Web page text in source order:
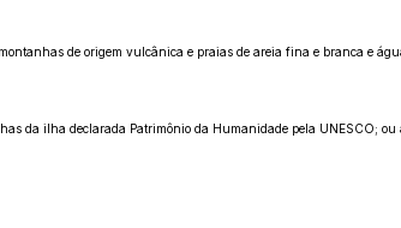
de origem vulcânica e praias de areia fina e branca e
da ilha declarada Patrimônio da Humanidade pela UNESCO;